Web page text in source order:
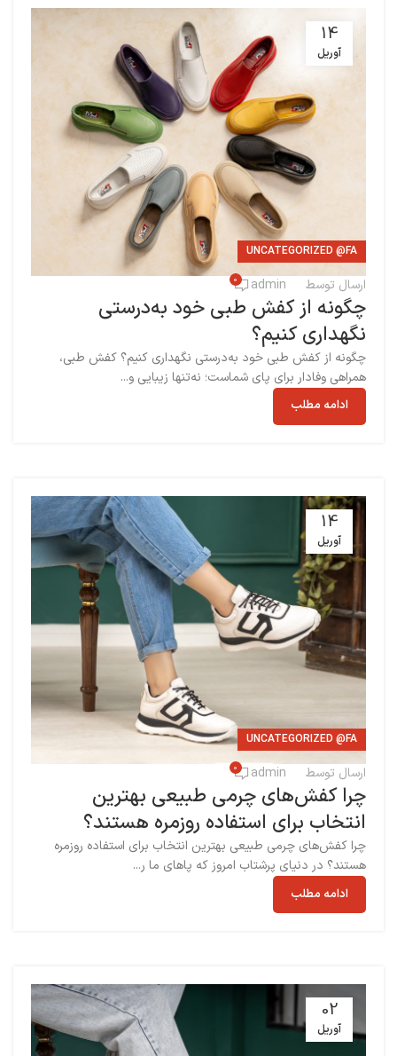
14
آوریل
UNCATEGORIZED @FA
ارسال توسط admin
0
چگونه از کفش طبی خود به‌درستی
نگهداری کنیم؟
چگونه از کفش طبی خود به‌درستی نگهداری کنیم؟ کفش طبی،
همراهی وفادار برای پای شماست؛ نه‌تنها زیبایی و...
ادامه مطلب
14
آوریل
UNCATEGORIZED @FA
ارسال توسط admin
0
چرا کفش‌های چرمی طبیعی بهترین
انتخاب برای استفاده روزمره هستند؟
چرا کفش‌های چرمی طبیعی بهترین انتخاب برای استفاده روزمره
هستند؟ در دنیای پرشتاب امروز که پاهای ما ر...
ادامه مطلب
02
آوریل